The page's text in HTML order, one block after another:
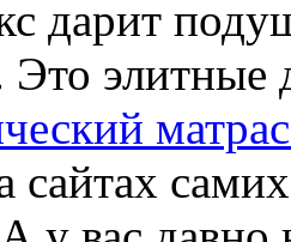
дарит
Это элитные
сайтах